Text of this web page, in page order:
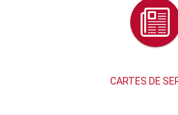
CARTES DE